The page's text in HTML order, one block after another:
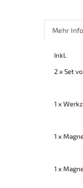
Mehr
Inkl.
2 x Set
1 x
1 x
1 x